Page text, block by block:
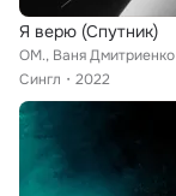
Я верю (Спутник)
OM., Ваня Дмитриенко
Сингл
2022